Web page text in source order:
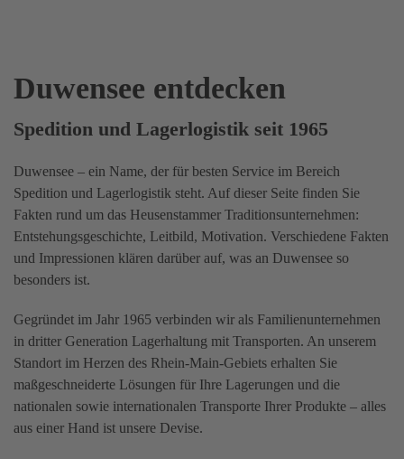
Duwensee entdecken
Spedition und Lagerlogistik seit 1965
Duwensee – ein Name, der für besten Service im Bereich
Spedition und Lagerlogistik steht. Auf dieser Seite finden Sie
Fakten rund um das Heusenstammer Traditionsunternehmen:
Entstehungsgeschichte, Leitbild, Motivation. Verschiedene Fakten
und Impressionen klären darüber auf, was an Duwensee so
besonders ist.
Gegründet im Jahr 1965 verbinden wir als Familienunternehmen
in dritter Generation Lagerhaltung mit Transporten. An unserem
Standort im Herzen des Rhein-Main-Gebiets erhalten Sie
maßgeschneiderte Lösungen für Ihre Lagerungen und die
nationalen sowie internationalen Transporte Ihrer Produkte – alles
aus einer Hand ist unsere Devise.